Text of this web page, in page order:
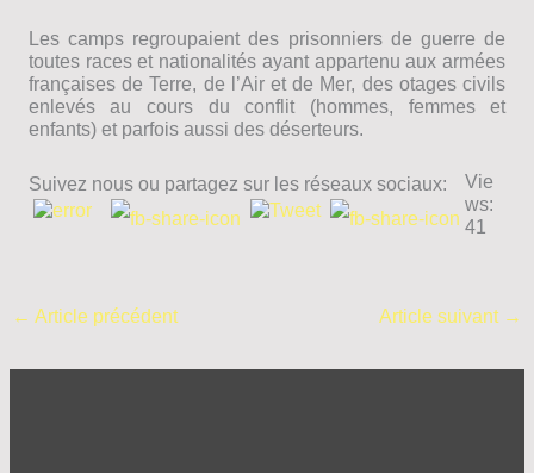
Les camps regroupaient des prisonniers de guerre de
toutes races et nationalités ayant appartenu aux armées
françaises de Terre, de l’Air et de Mer, des otages civils
enlevés au cours du conflit (hommes, femmes et
enfants) et parfois aussi des déserteurs.
Suivez nous ou partagez sur les réseaux sociaux:
Vie
ws:
41
← Article précédent Article suivant →